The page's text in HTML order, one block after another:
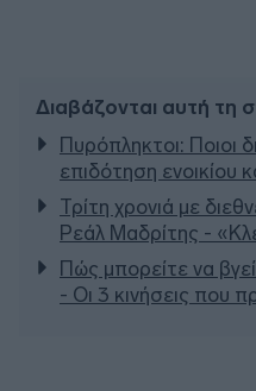
Διαβάζονται αυτή τη
Πυρόπληκτοι: Ποιοι
επιδότηση ενοικίου
Τρίτη χρονιά με
Ρεάλ Μαδρίτης -
Πώς μπορείτε να
- Οι 3 κινήσεις που